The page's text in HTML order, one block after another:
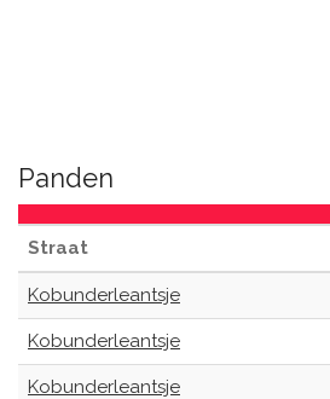
Panden
Straat
Kobunderleantsje
Kobunderleantsje
Kobunderleantsje